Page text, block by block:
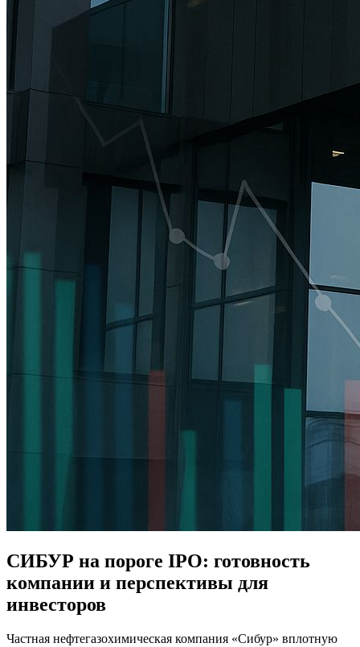
СИБУР на пороге IPO: готовность
компании и перспективы для
инвесторов
Частная нефтегазохимическая компания «Сибур» вплотную